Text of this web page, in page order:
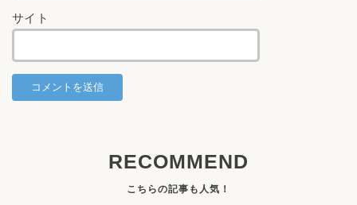
サイト
RECOMMEND